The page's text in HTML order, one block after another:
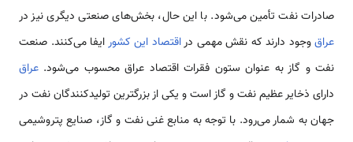
صادرات نفت تأمین می‌شود. با این حال، بخش‌های صنعتی دیگری نیز در
عراقوجود دارند که نقش مهمی دراقتصاد این کشورایفا می‌کنند. صنعت
نفت و گاز به عنوان ستون فقرات اقتصاد عراق محسوب می‌شود. عراق
دارای ذخایر عظیم نفت و گاز است و یکی از بزرگترین تولیدکنندگان نفت در
جهان به شمار می‌رود. با توجه به منابع غنی نفت و گاز، صنایع پتروشیمی